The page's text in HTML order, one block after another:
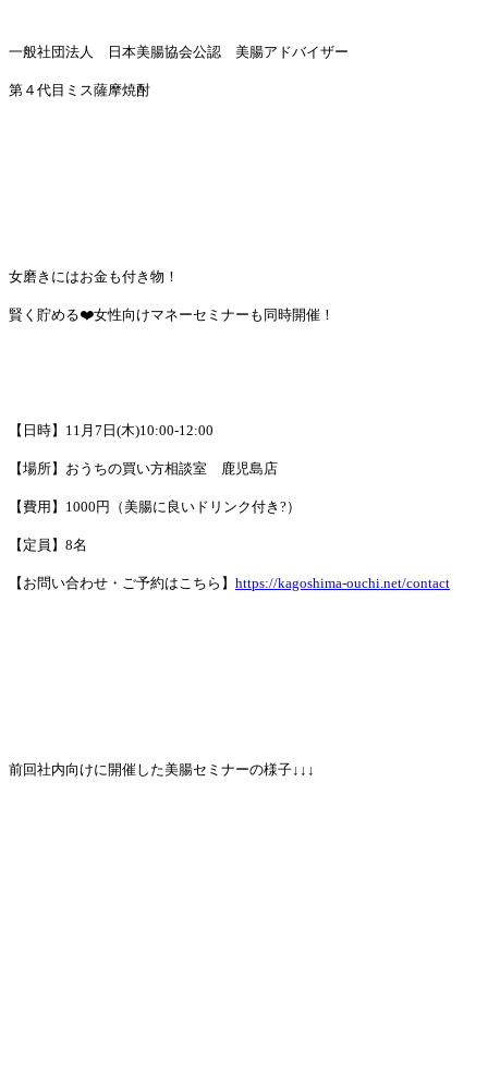
一般社団法人 日本美腸協会公認 美腸アドバイザー
第４代目ミス薩摩焼酎
女磨きにはお金も付き物！
賢く貯める❤️女性向けマネーセミナーも同時開催！
【日時】11月7日(木)10:00-12:00
【場所】おうちの買い方相談室 鹿児島店
【費用】1000円（美腸に良いドリンク付き?）
【定員】8名
【お問い合わせ・ご予約はこちら】 https://kagoshima-ouchi.net/contact
前回社内向けに開催した美腸セミナーの様子↓↓↓